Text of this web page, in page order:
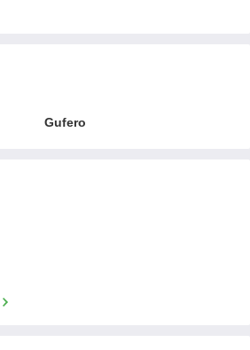
Gufero